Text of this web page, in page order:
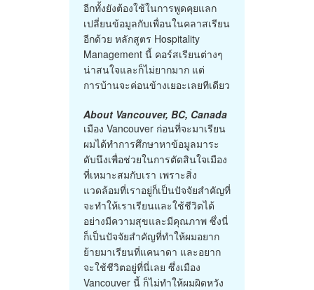
อีกทั้งยังต้องใช้ในการพูดคุยแลก
เปลี่ยนข้อมูลกับเพื่อนในคลาสเรียน
อีกด้วย หลักสูตร Hospitality
Management นี้ คอร์สเรียนต่างๆ
น่าสนใจและก็ไม่ยากมาก แต่
การบ้านจะค่อนข้างเยอะเลยทีเดียว
About Vancouver, BC, Canada
เมือง Vancouver ก่อนที่จะมาเรียน
ผมได้ทำการศึกษาหาข้อมูลมาระ
ดับนึงเพื่อช่วยในการตัดสินใจเมือง
ที่เหมาะสมกับเรา เพราะสิ่ง
แวดล้อมที่เราอยู่ก็เป็นปัจจัยสำคัญที่
จะทำให้เราเรียนและใช้ชีวิตได้
อย่างมีความสุขและมีคุณภาพ ซึ่งนี่
ก็เป็นปัจจัยสำคัญที่ทำให้ผมอยาก
ย้ายมาเรียนที่แคนาดา และอยาก
จะใช้ชีวิตอยู่ที่นี่เลย ซึ่งเมือง
Vancouver นี้ ก็ไม่ทำให้ผมผิดหวัง